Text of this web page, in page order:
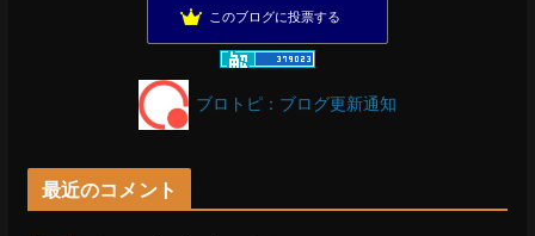
OESセｴラ＆レイラ何気ない風景
15位 のんびりいこうよ！
このブログに投票する
ブロトピ：ブログ更新通知
最近のコメント